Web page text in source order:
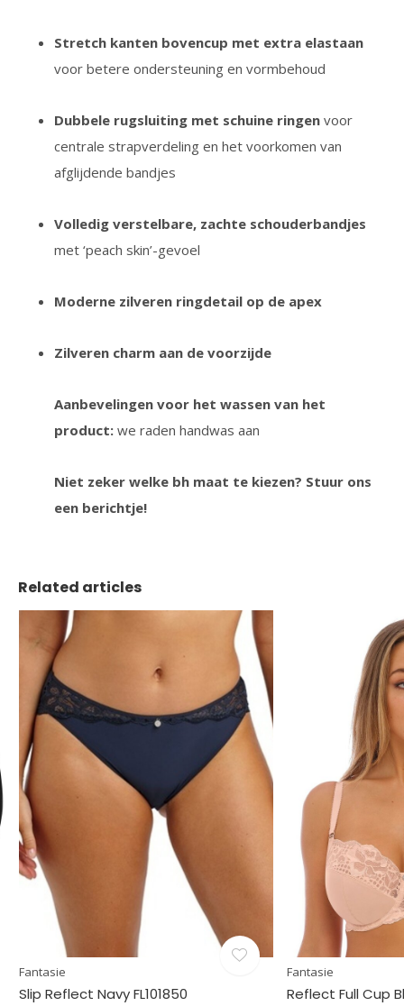
Stretch kanten bovencup met extra elastaan
voor betere ondersteuning en vormbehoud
Dubbele rugsluiting met schuine ringen voor
centrale strapverdeling en het voorkomen van
afglijdende bandjes
Volledig verstelbare, zachte schouderbandjes
met ‘peach skin’-gevoel
Moderne zilveren ringdetail op de apex
Zilveren charm aan de voorzijde
Aanbevelingen voor het wassen van het
product: we raden handwas aan
Niet zeker welke bh maat te kiezen? Stuur ons
een berichtje!
Related articles
Fantasie
Slip Reflect Navy FL101850
Fantasie
Reflect Full Cup